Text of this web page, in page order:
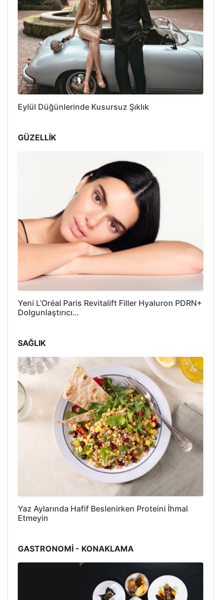
Eylül Düğünlerinde Kusursuz Şıklık
GÜZELLİK
Yeni L’Oréal Paris Revitalift Filler Hyaluron PDRN+
Dolgunlaştırıcı…
SAĞLIK
Yaz Aylarında Hafif Beslenirken Proteini İhmal
Etmeyin
GASTRONOMİ - KONAKLAMA